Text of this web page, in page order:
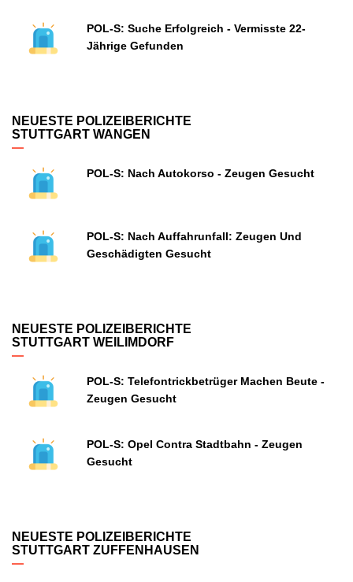
POL-S: Suche Erfolgreich - Vermisste 22-
Jährige Gefunden
NEUESTE POLIZEIBERICHTE
STUTTGART WANGEN
POL-S: Nach Autokorso - Zeugen Gesucht
POL-S: Nach Auffahrunfall: Zeugen Und
Geschädigten Gesucht
NEUESTE POLIZEIBERICHTE
STUTTGART WEILIMDORF
POL-S: Telefontrickbetrüger Machen Beute -
Zeugen Gesucht
POL-S: Opel Contra Stadtbahn - Zeugen
Gesucht
NEUESTE POLIZEIBERICHTE
STUTTGART ZUFFENHAUSEN